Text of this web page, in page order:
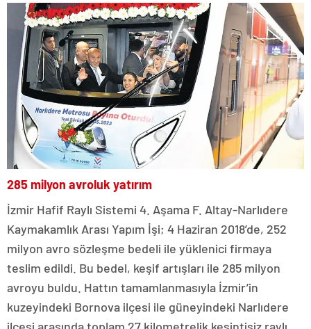
285 milyon avroluk yatırım
İzmir Hafif Raylı Sistemi 4. Aşama F. Altay-Narlıdere
Kaymakamlık Arası Yapım İşi; 4 Haziran 2018’de, 252
milyon avro sözleşme bedeli ile yüklenici firmaya
teslim edildi. Bu bedel, keşif artışları ile 285 milyon
avroyu buldu. Hattın tamamlanmasıyla İzmir’in
kuzeyindeki Bornova ilçesi ile güneyindeki Narlıdere